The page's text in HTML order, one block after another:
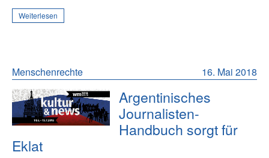
Weiterlesen
16. Mai 2018
Menschenrechte
Argentinisches
Journalisten-
Handbuch sorgt für
Eklat